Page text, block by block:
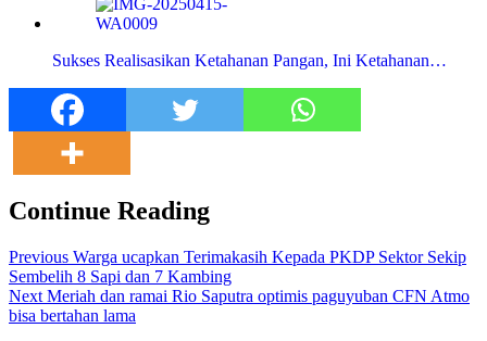
Sukses Realisasikan Ketahanan Pangan, Ini Ketahanan…
Continue Reading
Previous Warga ucapkan Terimakasih Kepada PKDP Sektor Sekip
Sembelih 8 Sapi dan 7 Kambing
Next Meriah dan ramai Rio Saputra optimis paguyuban CFN Atmo
bisa bertahan lama